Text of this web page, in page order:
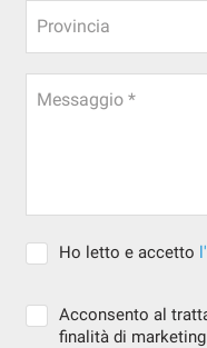
Provincia
Messaggio *
Ho letto e accetto
Acconsento al
finalità di marketing